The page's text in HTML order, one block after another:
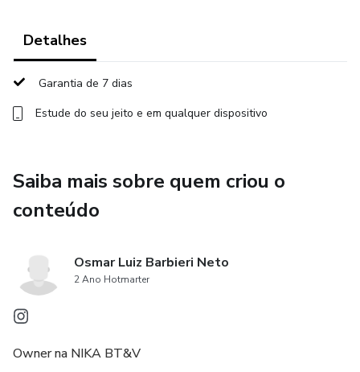
Detalhes
Garantia de 7 dias
Estude do seu jeito e em qualquer dispositivo
Saiba mais sobre quem criou o
conteúdo
Osmar Luiz Barbieri Neto
2 Ano Hotmarter
Owner na NIKA BT&V